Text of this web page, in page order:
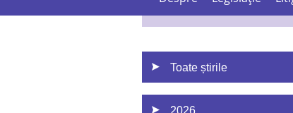
Toate știrile
2026